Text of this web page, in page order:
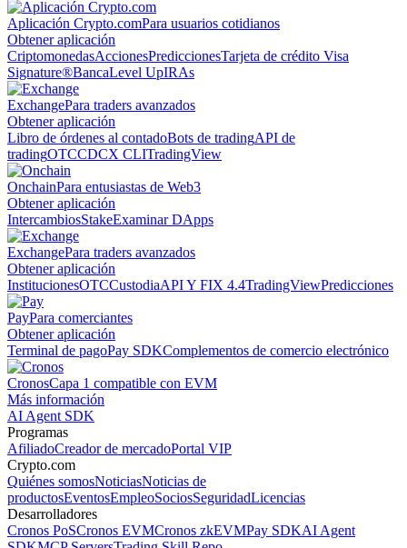
Aplicación Crypto.comPara usuarios cotidianos
Obtener aplicación
CriptomonedasAccionesPrediccionesTarjeta de crédito Visa
Signature®BancaLevel UpIRAs
ExchangePara traders avanzados
Obtener aplicación
Libro de órdenes al contadoBots de tradingAPI de
tradingOTCCDCX CLITradingView
OnchainPara entusiastas de Web3
Obtener aplicación
IntercambiosStakeExaminar DApps
ExchangePara traders avanzados
Obtener aplicación
InstitucionesOTCCustodiaAPI Y FIX 4.4TradingViewPredicciones
PayPara comerciantes
Obtener aplicación
Terminal de pagoPay SDKComplementos de comercio electrónico
CronosCapa 1 compatible con EVM
Más información
AI Agent SDK
Programas
AfiliadoCreador de mercadoPortal VIP
Crypto.com
Quiénes somosNoticiasNoticias de
productosEventosEmpleoSociosSeguridadLicencias
Desarrolladores
Cronos PoSCronos EVMCronos zkEVMPay SDKAI Agent